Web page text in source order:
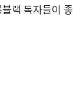
랙 독자들이